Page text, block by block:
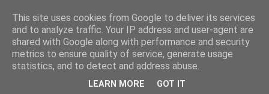
This site uses cookies from Google to deliver its services
and to analyze traffic. Your IP address and user-agent are
shared with Google along with performance and security
metrics to ensure quality of service, generate usage
statistics, and to detect and address abuse.
LEARN MORE GOT IT